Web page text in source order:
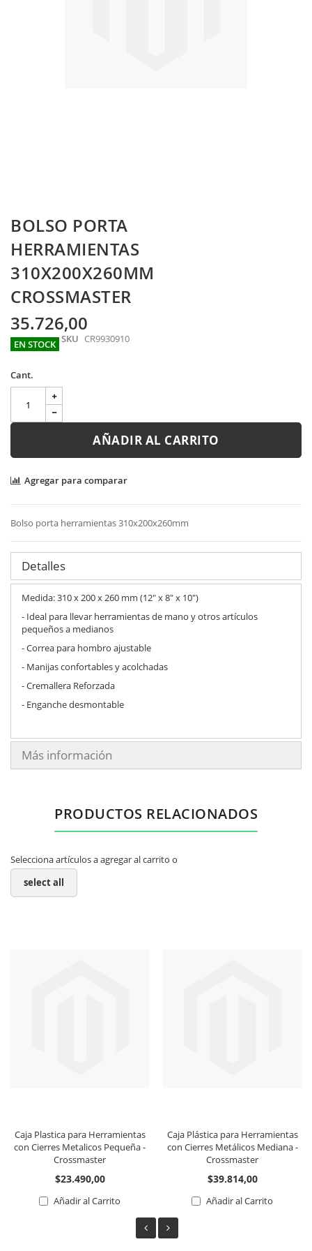
Skip
to
the
beginning
of
the
images
gallery
BOLSO PORTA
HERRAMIENTAS
310X200X260MM
CROSSMASTER
35.726,00
EN STOCK SKU CR9930910
Cant.
AÑADIR AL CARRITO
Agregar para comparar
Bolso porta herramientas 310x200x260mm
Detalles
Medida: 310 x 200 x 260 mm (12" x 8" x 10")
- Ideal para llevar herramientas de mano y otros artículos
pequeños a medianos
- Correa para hombro ajustable
- Manijas confortables y acolchadas
- Cremallera Reforzada
- Enganche desmontable
Más información
PRODUCTOS RELACIONADOS
Selecciona artículos a agregar al carrito o
select all
Caja Plastica para Herramientas
con Cierres Metalicos Pequeña -
Crossmaster
$23.490,00
Añadir al Carrito
Caja Plástica para Herramientas
con Cierres Metálicos Mediana -
Crossmaster
$39.814,00
Añadir al Carrito